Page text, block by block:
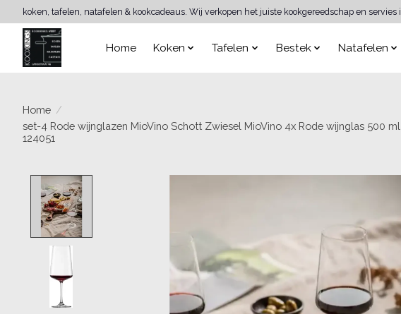
koken, tafelen, natafelen & kookcadeaus. Wij verkopen het juiste kookgereedschap en
Home Koken Tafelen Bestek Natafelen
Home /
set-4 Rode wijnglazen MioVino Schott Zwiesel MioVino 4x Rode wijnglas 500
124051